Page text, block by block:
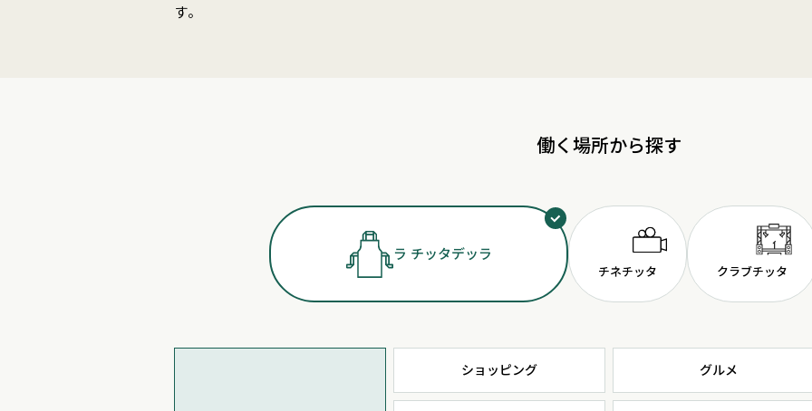
す。
働く場所から探す
ラ チッタデッラ
チネチッタ クラブチッタ
ショッピング グルメ